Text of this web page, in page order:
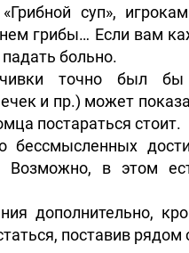
суп»,
грибы… Если вам
больно.
точно был
и пр.) может
постараться стоит.
бессмысленных
Возможно, в этом
дополнительно,
поставив рядом